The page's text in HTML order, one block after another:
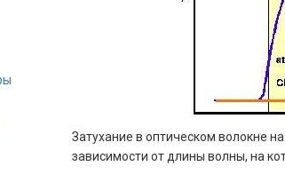
Затухание в оптическом волокне
зависимости от длины волны, на